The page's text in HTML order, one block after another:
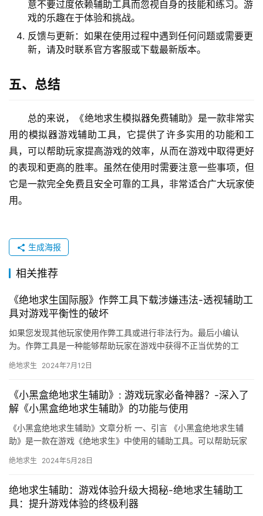
意不要过度依赖辅助工具而忽视自身的技能和练习。游
戏的乐趣在于体验和挑战。
反馈与更新：如果在使用过程中遇到任何问题或需要更
新，请及时联系官方客服或下载最新版本。
五、总结
总的来说，《绝地求生模拟器免费辅助》是一款非常实
用的模拟器游戏辅助工具，它提供了许多实用的功能和工
具，可以帮助玩家提高游戏的效率，从而在游戏中取得更好
的表现和更高的胜率。虽然在使用时需要注意一些事项，但
它是一款完全免费且安全可靠的工具，非常适合广大玩家使
用。
生成海报
相关推荐
《绝地求生国际服》作弊工具下载涉嫌违法-透视辅助工
具对游戏平衡性的破坏
如果您发现其他玩家使用作弊工具或进行非法行为。最后小编认
为。作弊工具是一种能够帮助玩家在游戏中获得不正当优势的工
绝地求生 2024年7月12日
《小黑盒绝地求生辅助》: 游戏玩家必备神器？-深入了
解《小黑盒绝地求生辅助》的功能与使用
《小黑盒绝地求生辅助》文章分析 一、引言 《小黑盒绝地求生辅
助》是一款在游戏《绝地求生》中使用的辅助工具。可以帮助玩家
绝地求生 2024年5月28日
绝地求生辅助：游戏体验升级大揭秘-绝地求生辅助工
具：提升游戏体验的终极利器